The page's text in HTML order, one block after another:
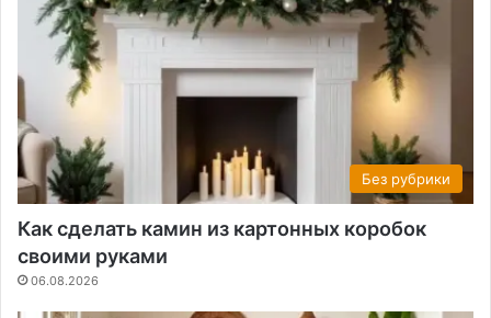
Без рубрики
Как сделать камин из картонных коробок
своими руками
06.08.2026